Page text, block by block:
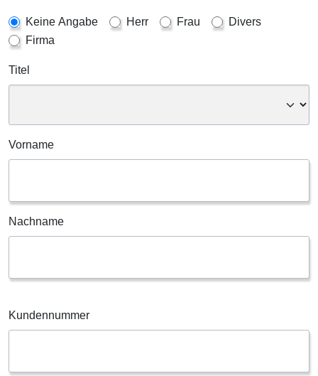
Keine Angabe Herr Frau
Divers
Firma
Titel
Vorname
Nachname
Kundennummer